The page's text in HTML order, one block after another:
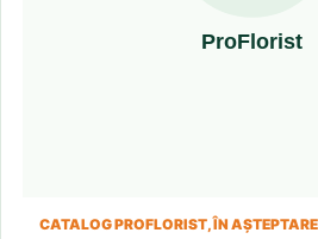
CATALOG PROFLORIST, ÎN